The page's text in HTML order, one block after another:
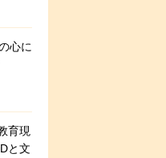
心に
育現
と文